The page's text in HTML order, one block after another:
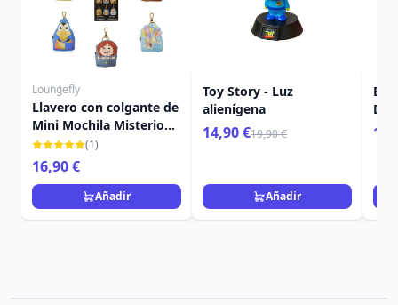
Loungefly
Llavero con colgante de
Mini Mochila Misterio
de Up - Disney-Pixar
Loungefly
(1)
16,90 €
Añadir
Toy Story - Luz
alienígena
14,90 €19,90 €
Añadir